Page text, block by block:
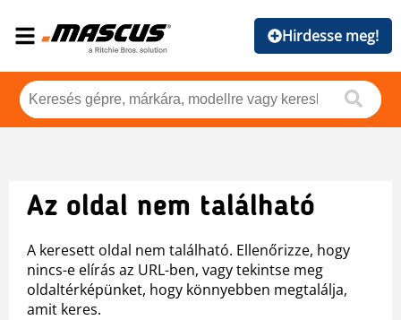
Hirdesse meg!
Az oldal nem található
A keresett oldal nem található. Ellenőrizze, hogy
nincs-e elírás az URL-ben, vagy tekintse meg
oldaltérképünket, hogy könnyebben megtalálja,
amit keres.